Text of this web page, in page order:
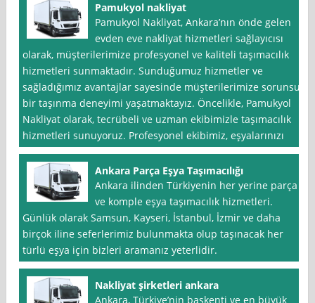
Pamukyol nakliyat
Pamukyol Nakliyat, Ankara’nın önde gelen
evden eve nakliyat hizmetleri sağlayıcısı
olarak, müşterilerimize profesyonel ve kaliteli taşımacılık
hizmetleri sunmaktadır. Sunduğumuz hizmetler ve
sağladığımız avantajlar sayesinde müşterilerimize sorunsuz
bir taşınma deneyimi yaşatmaktayız. Öncelikle, Pamukyol
Nakliyat olarak, tecrübeli ve uzman ekibimizle taşımacılık
hizmetleri sunuyoruz. Profesyonel ekibimiz, eşyalarınızı
Ankara Parça Eşya Taşımacılığı
Ankara ilinden Türkiyenin her yerine parça
ve komple eşya taşımacılık hizmetleri.
Günlük olarak Samsun, Kayseri, İstanbul, İzmir ve daha
birçok iline seferlerimiz bulunmakta olup taşınacak her
türlü eşya için bizleri aramanız yeterlidir.
Nakliyat şirketleri ankara
Ankara, Türkiye’nin başkenti ve en büyük